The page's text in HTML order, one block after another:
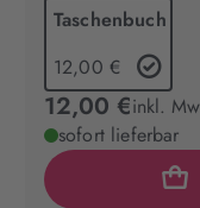
Taschenbuch
12,00 €
12,00 €inkl.
sofort lieferbar